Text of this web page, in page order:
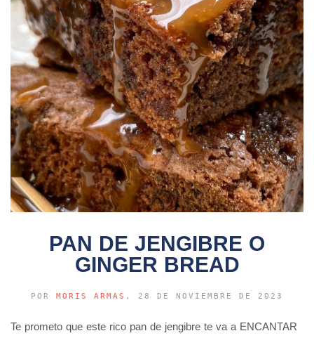
PAN DE JENGIBRE O
GINGER BREAD
POR MORIS ARMAS , 28 DE NOVIEMBRE DE 2023
Te prometo que este rico pan de jengibre te va a ENCANTAR